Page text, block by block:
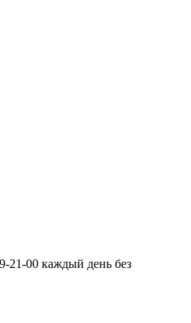
21-00 каждый день без